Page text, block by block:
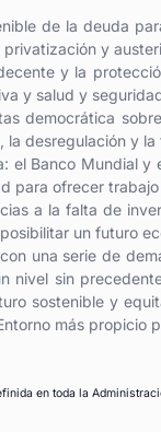
de la deuda
y
y la
y salud y
democrática
la desregulación y la
el Banco Mundial
para ofrecer
a la falta de
un futuro
una serie de
nivel sin
sostenible y
más propicio